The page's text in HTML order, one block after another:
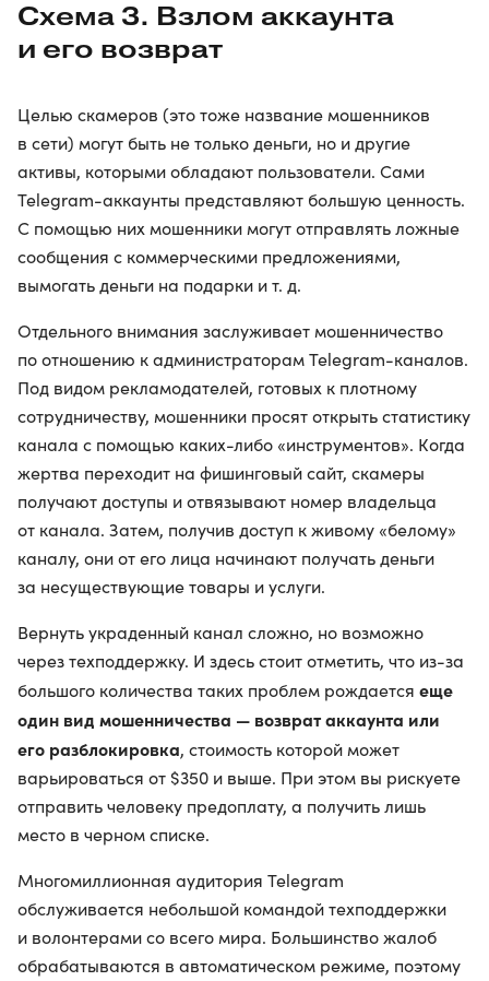
Схема 3. Взлом аккаунта
и его возврат
Целью скамеров (это тоже название мошенников
в сети) могут быть не только деньги, но и другие
активы, которыми обладают пользователи. Сами
Telegram-аккаунты представляют большую ценность.
С помощью них мошенники могут отправлять ложные
сообщения с коммерческими предложениями,
вымогать деньги на подарки и т. д.
Отдельного внимания заслуживает мошенничество
по отношению к администраторам Telegram-каналов.
Под видом рекламодателей, готовых к плотному
сотрудничеству, мошенники просят открыть статистику
канала с помощью каких-либо «инструментов». Когда
жертва переходит на фишинговый сайт, скамеры
получают доступы и отвязывают номер владельца
от канала. Затем, получив доступ к живому «белому»
каналу, они от его лица начинают получать деньги
за несуществующие товары и услуги.
Вернуть украденный канал сложно, но возможно
через техподдержку. И здесь стоит отметить, что из-за
большого количества таких проблем рождается еще
один вид мошенничества — возврат аккаунта или
его разблокировка, стоимость которой может
варьироваться от $350 и выше. При этом вы рискуете
отправить человеку предоплату, а получить лишь
место в черном списке.
Многомиллионная аудитория Telegram
обслуживается небольшой командой техподдержки
и волонтерами со всего мира. Большинство жалоб
обрабатываются в автоматическом режиме, поэтому